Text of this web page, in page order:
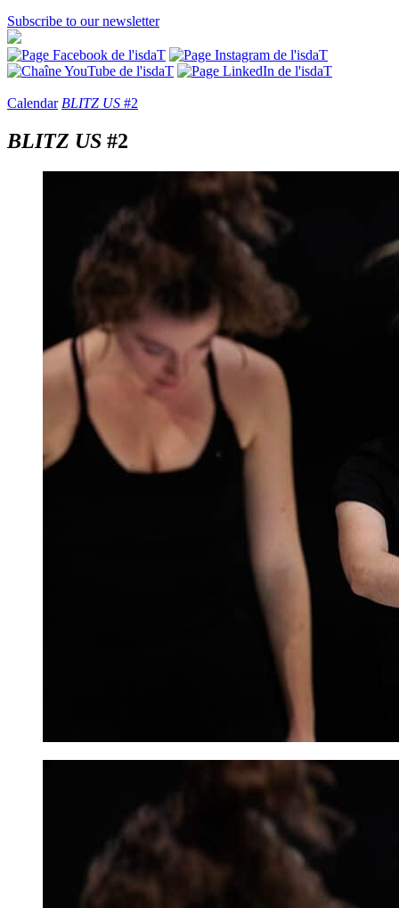
Subscribe to our newsletter
Calendar BLITZ US #2
BLITZ US #2